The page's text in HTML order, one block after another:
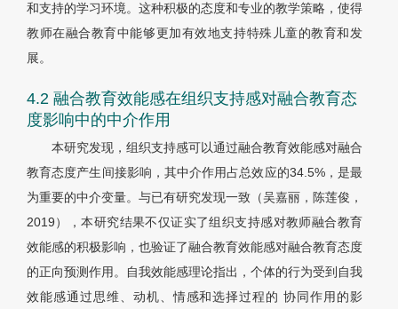
和支持的学习环境。这种积极的态度和专业的教学策略，使得
教师在融合教育中能够更加有效地支持特殊儿童的教育和发
展。
4.2 融合教育效能感在组织支持感对融合教育态
度影响中的中介作用
本研究发现，组织支持感可以通过融合教育效能感对融合
教育态度产生间接影响，其中介作用占总效应的34.5%，是最
为重要的中介变量。与已有研究发现一致（吴嘉丽，陈莲俊，
2019），本研究结果不仅证实了组织支持感对教师融合教育
效能感的积极影响，也验证了融合教育效能感对融合教育态度
的正向预测作用。自我效能感理论指出，个体的行为受到自我
效能感通过思维、动机、情感和选择过程的 协同作用的影